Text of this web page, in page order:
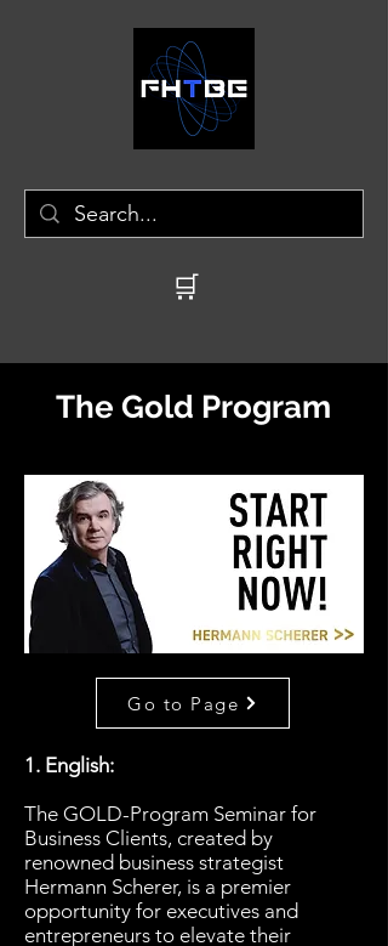
🛒
The Gold Program
Go to Page
1. English:
The GOLD-Program Seminar for
Business Clients, created by
renowned business strategist
Hermann Scherer, is a premier
opportunity for executives and
entrepreneurs to elevate their